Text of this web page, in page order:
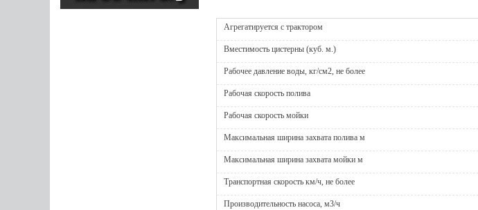
Агрегатируется с трактором
Вместимость цистерны (куб. м.)
Рабочее давление воды, кг/см2, не более
Рабочая скорость полива
Рабочая скорость мойки
Максимальная ширина захвата полива м
Максимальная ширина захвата мойки м
Транспортная скорость км/ч, не более
Производительность насоса, м3/ч